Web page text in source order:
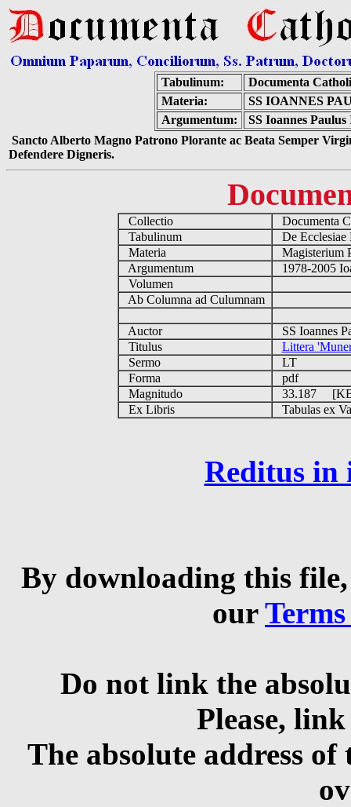
Tabulinum:
Documenta
Materia:
SS IOANNES
Argumentum:
SS Ioannes
Sancto Alberto Magno Patrono Plorante ac Beata Semper
Defendere Digneris.
Collectio
Documenta
Tabulinum
De
Materia
Magisterium
Argumentum
1978-2005
Volumen
Ab Columna ad Culumnam
Auctor
SS Ioannes
Titulus
Littera
Sermo
LT
Forma
pdf
Magnitudo
33.187
Ex Libris
Tabulas ex
Reditus in
By downloading this
our
Do not link the
Please,
The absolute address